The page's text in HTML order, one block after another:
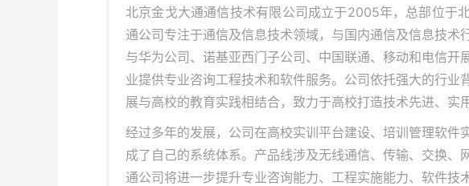
北京金戈大通通信技术有限公司成立于2005年，总部位于
通公司专注于通信及信息技术领域，与国内通信及信息技术
与华为公司、诺基亚西门子公司、中国联通、移动和电信开
业提供专业咨询工程技术和软件服务。公司依托强大的行业
展与高校的教育实践相结合，致力于高校打造技术先进、实
经过多年的发展，公司在高校实训平台建设、培训管理软件
成了自己的系统体系。产品线涉及无线通信、传输、交换、
通公司将进一步提升专业咨询能力、工程实施能力、软件技